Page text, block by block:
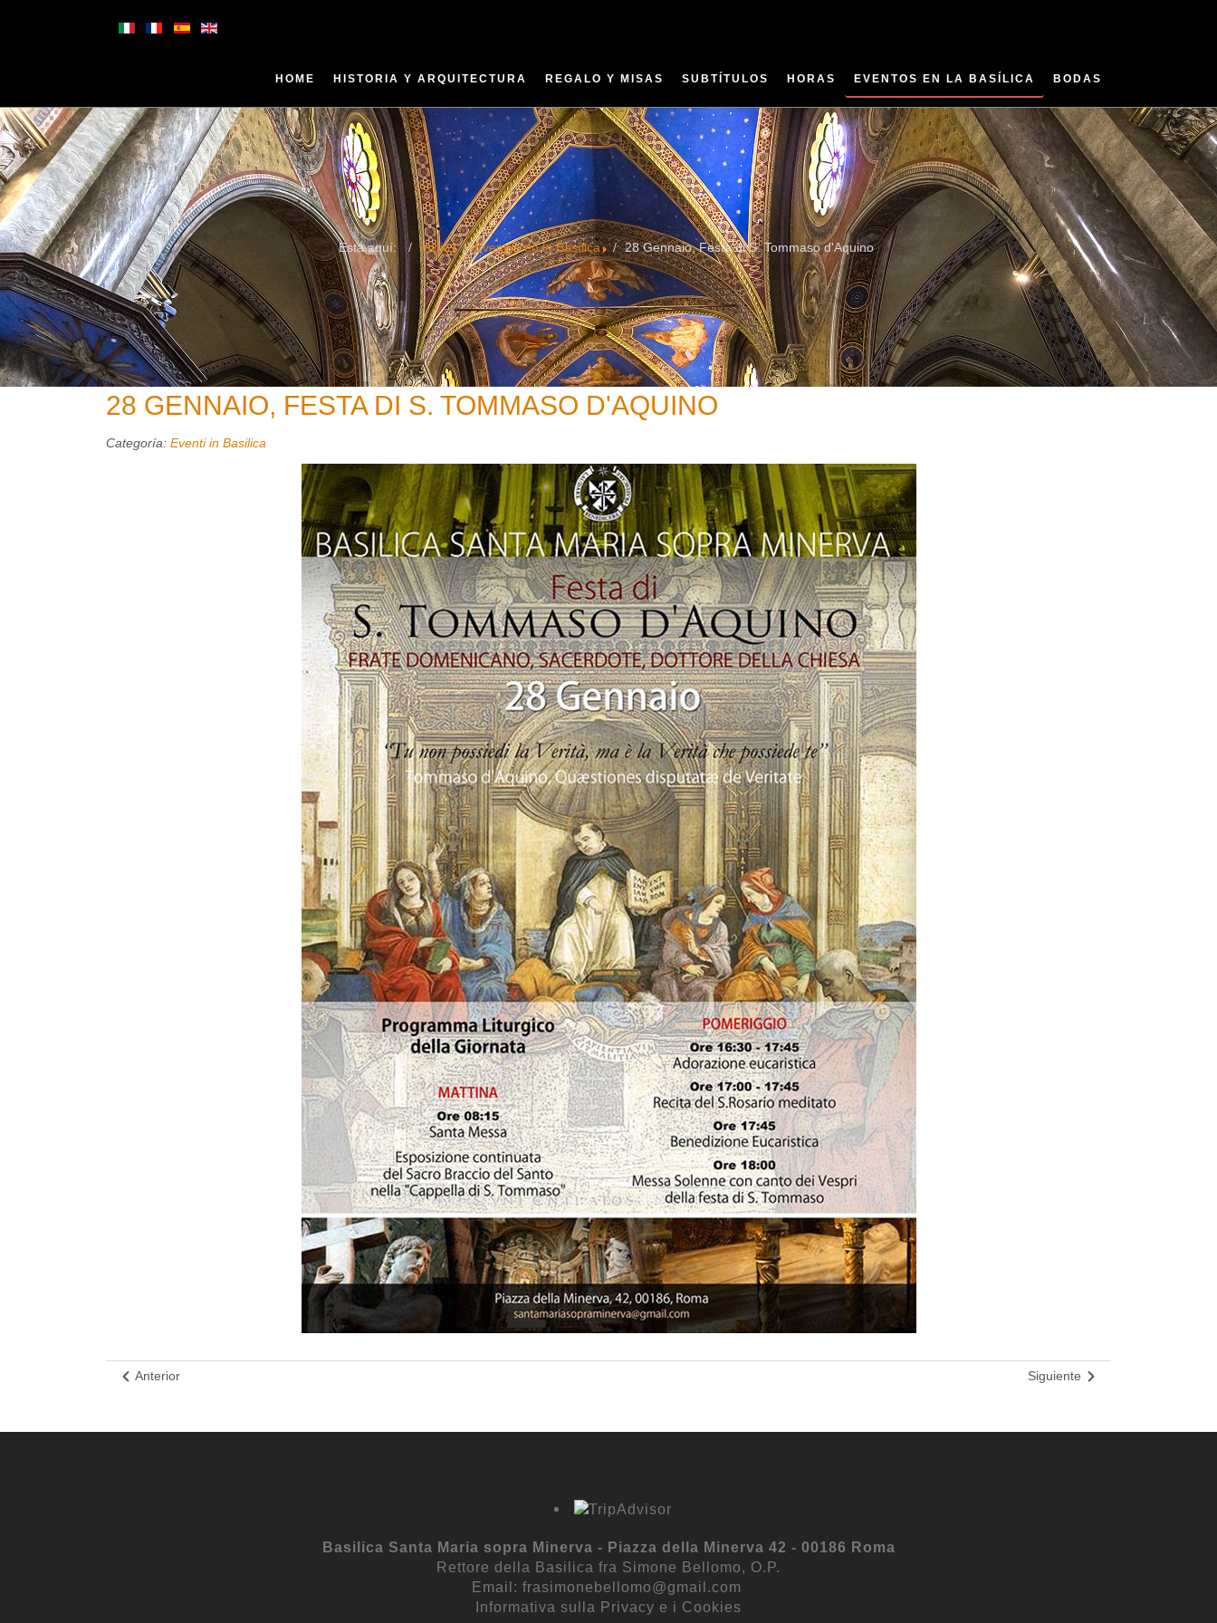
HOME HISTORIA Y ARQUITECTURA REGALO Y MISAS SUBTÍTULOS HORAS EVENTOS EN LA BASÍLICA BODAS
Está aquí: Inicio Eventos en la Basílica 28 Gennaio, Festa di S. Tommaso d'Aquino
28 GENNAIO, FESTA DI S. TOMMASO D'AQUINO
Categoría: Eventi in Basilica
Anterior Siguiente
Basilica Santa Maria sopra Minerva - Piazza della Minerva 42 - 00186 Roma
Rettore della Basilica fra Simone Bellomo, O.P.
Email: frasimonebellomo@gmail.com
Informativa sulla Privacy e i Cookies